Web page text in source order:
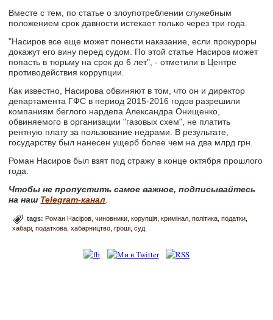
Вместе с тем, по статье о злоупотреблении служебным
положением срок давности истекает только через три года.
"Насиров все еще может понести наказание, если прокуроры
докажут его вину перед судом. По этой статье Насиров может
попасть в тюрьму на срок до 6 лет", - отметили в Центре
противодействия коррупции.
Как известно, Насирова обвиняют в том, что он и директор
департамента ГФС в период 2015-2016 годов разрешили
компаниям беглого нардепа Александра Онищенко,
обвиняемого в организации "газовых схем", не платить
рентную плату за пользование недрами. В результате,
государству был нанесен ущерб более чем на два млрд грн.
Роман Насиров был взят под стражу в конце октября прошлого
года.
Чтобы не пропустить самое важное, подписывайтесь
на наш Telegram-канал
tags:Роман Насіров чиновники корупція кримінал політика податки
хабарі податкова хабарництво гроші суд